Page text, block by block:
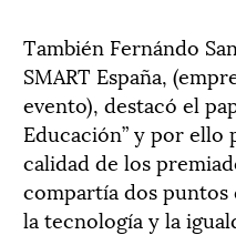
También Fernándo
SMART España,
evento), destacó el
Educación” y por ello
calidad de los
compartía dos puntos
la tecnología y la